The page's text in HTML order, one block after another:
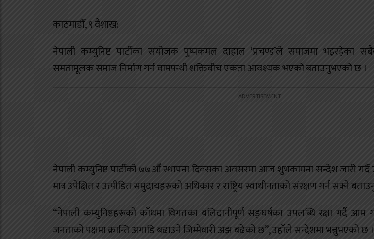
काठमाडौँ, ९ वैशाख:
नेपाली कम्युनिष्ट पार्टीका संयोजक पुष्पकमल दाहाल ‘प्रचण्ड’ले समाजमा भइरहेका
समतामूलक समाज निर्माण गर्न वामपन्थी शक्तिबीच एकता आवश्यक भएको बताउनुभएको छ ।
नेपाली कम्युनिष्ट पार्टीको ७७औँ स्थापना दिवसका अवसरमा आज शुभकामना सन्देश जारी
मात्र उपेक्षित र उत्पीडित समुदायहरूको अधिकार र राष्ट्रिय स्वाधीनताको संरक्षण गर्न सक्ने
“नेपाली कम्युनिष्टहरूको काँधमा विगतका बलिदानीपूर्ण सङ्घर्षका उपलब्धि रक्षा गर्दै आम
जनताको पक्षमा क्रान्ति अगाडि बढाउने जिम्मेवारी अझ बढेको छ”, उहाँले सन्देशमा भन्नुभएको छ ।